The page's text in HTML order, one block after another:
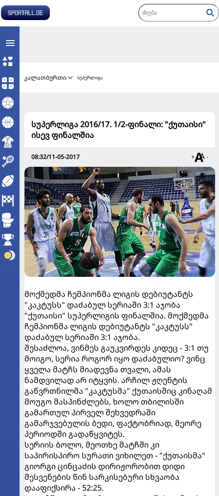
კალათბურთი სუპერლიგა
სუპერლიგა 2016/17. 1/2-ფინალი: "ქუთაისი"
ისევ ფინალშია
08:32/11-05-2017 + -
მოქმედმა ჩემპიონმა ლიგის დებიუტანტს
"კაკტუსს" დაძაბულ სერიაში 3:1 აჯობა
"ქუთაისი" სუპერლიგის ფინალშია. მოქმედმა
ჩემპიონმა ლიგის დებიუტანტს "კაკტუსს"
დაძაბულ სერიაში 3:1 აჯობა.
შესაძლოა, ვინმეს გაუკვირდეს კიდეც - 3:1 თუ
მოიგო, სერია როგორ იყო დაძაბულიო? ვინც
ყველა მატჩს მიადევნა თვალი, ამას
ნამდვილად არ იტყვის. არჩილ ჟღენტის
გაწვრთნილმა "კაკტუსმა" ქუთაისშიც კინაღამ
მოუგო მასპინძლებს, ხოლო თბილისში
გამართულ პირველ შეხვედრაში
გამარჯვებულის ბედი, ფაქტობრიად, მეორე
პერიოდში გადაწყვიტეს.
სერიის ბოლო, მეოთხე მატჩში კი
საპირისპირო სურათი ვიხილეთ - "ქუთაისმა"
გიორგი ცინცაძის დირიჟორობით დიდი
შესვენების წინ სარკისებური სხვაობა
დააფიქსირა - 52:25.